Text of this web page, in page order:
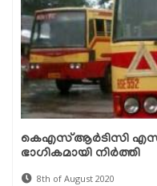
കെഎസ്ആർടിസി
ഭാഗികമായി നിർത്തി
8th of August 2020